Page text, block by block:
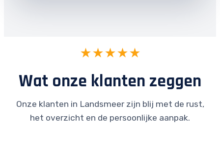
★★★★★
Wat onze klanten zeggen
Onze klanten in Landsmeer zijn blij met de rust,
het overzicht en de persoonlijke aanpak.